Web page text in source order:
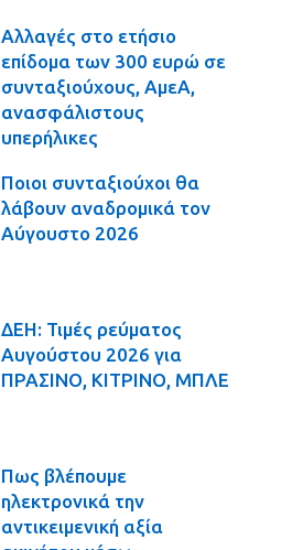
Αλλαγές στο ετήσιο
επίδομα των 300 ευρώ σε
συνταξιούχους, ΑμεΑ,
ανασφάλιστους
υπερήλικες
Ποιοι συνταξιούχοι θα
λάβουν αναδρομικά τον
Αύγουστο 2026
ΔΕΗ: Τιμές ρεύματος
Αυγούστου 2026 για
ΠΡΑΣΙΝΟ, ΚΙΤΡΙΝΟ, ΜΠΛΕ
Πως βλέπουμε
ηλεκτρονικά την
αντικειμενική αξία